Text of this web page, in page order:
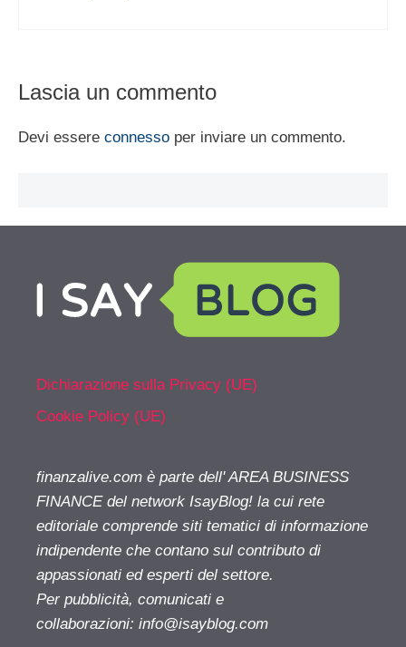
Lascia un commento
Devi essere connesso per inviare un commento.
Dichiarazione sulla Privacy (UE)
Cookie Policy (UE)
finanzalive.com è parte dell' AREA BUSINESS
FINANCE del network IsayBlog! la cui rete
editoriale comprende siti tematici di informazione
indipendente che contano sul contributo di
appassionati ed esperti del settore.
Per pubblicità, comunicati e
collaborazioni: info@isayblog.com